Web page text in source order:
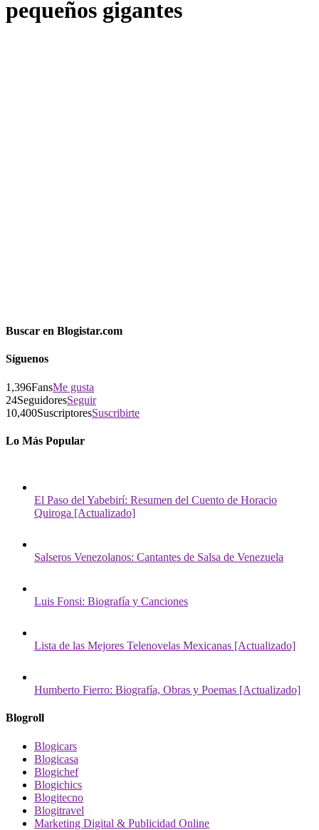
pequeños gigantes
Buscar en Blogistar.com
Síguenos
1,396FansMe gusta
24SeguidoresSeguir
10,400SuscriptoresSuscribirte
Lo Más Popular
El Paso del Yabebirí: Resumen del Cuento de Horacio
Quiroga [Actualizado]
Salseros Venezolanos: Cantantes de Salsa de Venezuela
Luis Fonsi: Biografía y Canciones
Lista de las Mejores Telenovelas Mexicanas [Actualizado]
Humberto Fierro: Biografía, Obras y Poemas [Actualizado]
Blogroll
Blogicars
Blogicasa
Blogichef
Blogichics
Blogitecno
Blogitravel
Marketing Digital & Publicidad Online